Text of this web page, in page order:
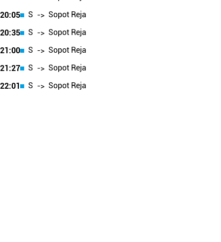
20:05
S -> Sopot Reja
20:35
S -> Sopot Reja
21:00
S -> Sopot Reja
21:27
S -> Sopot Reja
22:01
S -> Sopot Reja